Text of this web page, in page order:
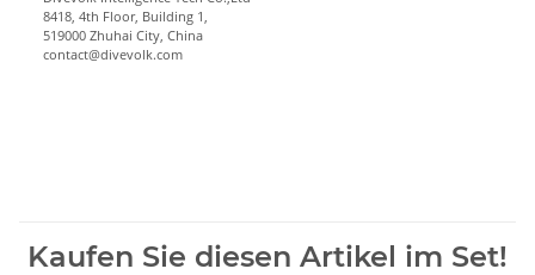
8418, 4th Floor, Building 1,
519000 Zhuhai City, China
contact@divevolk.com
Kaufen Sie diesen Artikel im Set!